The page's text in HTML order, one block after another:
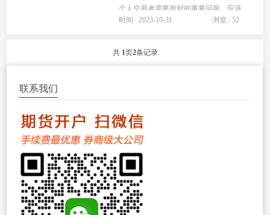
个人交易者需要面对的重要问题。应该
是选择全面一些复杂的模式，还是单一
题，让我们来思考一下这个问题。...
时间 : 2023-10-31 浏览 : 52
共 1页2条记录
联系我们